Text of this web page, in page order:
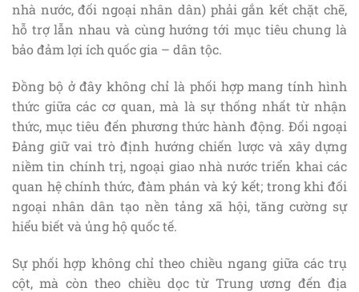
nhà nước, đối ngoại nhân dân) phải gắn kết chặt chẽ,
hỗ trợ lẫn nhau và cùng hướng tới mục tiêu chung là
bảo đảm lợi ích quốc gia – dân tộc.
Đồng bộ ở đây không chỉ là phối hợp mang tính hình
thức giữa các cơ quan, mà là sự thống nhất từ nhận
thức, mục tiêu đến phương thức hành động. Đối ngoại
Đảng giữ vai trò định hướng chiến lược và xây dựng
niềm tin chính trị, ngoại giao nhà nước triển khai các
quan hệ chính thức, đàm phán và ký kết; trong khi đối
ngoại nhân dân tạo nền tảng xã hội, tăng cường sự
hiểu biết và ủng hộ quốc tế.
Sự phối hợp không chỉ theo chiều ngang giữa các trụ
cột, mà còn theo chiều dọc từ Trung ương đến địa